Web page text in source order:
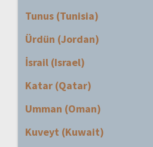
Tunus (Tunisia)
Ürdün (Jordan)
İsrail (Israel)
Katar (Qatar)
Umman (Oman)
Kuveyt (Kuwait)